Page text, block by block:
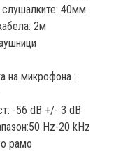
40мм
2м
на микрофона :
-56 dB +/- 3 dB
Hz-20 kHz
рамо